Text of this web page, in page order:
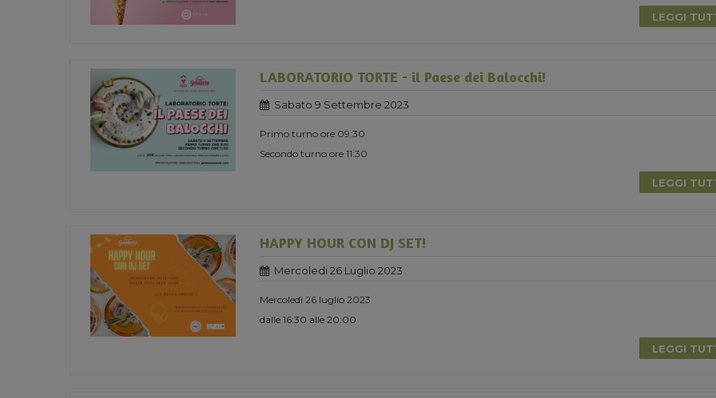
LEGGI
LABORATORIO TORTE - il Paese dei Balocchi!
Sabato 9 Settembre 2023
Primo turno ore 09:30
Secondo turno ore 11:30
LEGGI
HAPPY HOUR CON DJ SET!
Mercoledi 26 Luglio 2023
Mercoledì 26 luglio 2023
dalle 16:30 alle 20:00
LEGGI